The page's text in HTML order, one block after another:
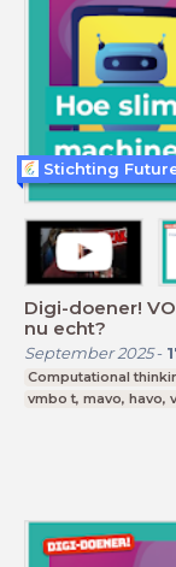
Digi-doener!
nu echt?
September 2025-
Computational
vmbo t, mavo, havo,
Stichting